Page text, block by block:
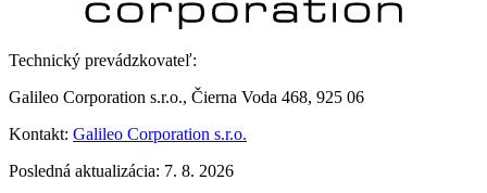
Technický prevádzkovateľ:
Galileo Corporation s.r.o., Čierna Voda 468, 925 06
Kontakt: Galileo Corporation s.r.o.
Posledná aktualizácia: 7. 8. 2026